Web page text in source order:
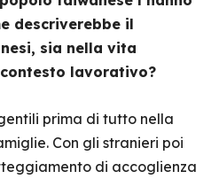
descriverebbe il
sia nella vita
lavorativo?
prima di tutto nella
Con gli stranieri poi
di accoglienza